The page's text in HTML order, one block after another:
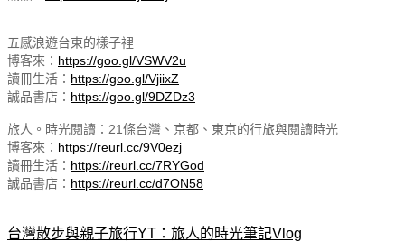
五感浪遊台東的樣子裡
博客來： https://goo.gl/VSWV2u
讀冊生活： https://goo.gl/VjiixZ
誠品書店： https://goo.gl/9DZDz3
旅人。時光閱讀：21條台灣、京都、東京的行旅與閱讀時光
博客來： https://reurl.cc/9V0ezj
讀冊生活： https://reurl.cc/7RYGod
誠品書店： https://reurl.cc/d7ON58
台灣散步與親子旅行YT：旅人的時光筆記Vlog